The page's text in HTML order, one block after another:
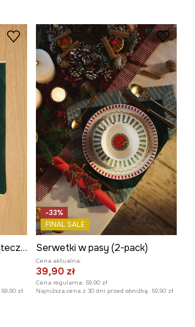
Podkładka pod talerz świąteczna 35 x 45 cm (2-pack)
69,90 zł
-33%
FINAL SALE
Serwetki w pasy (2-pack)
Cena aktualna:
39,90 zł
Cena regularna: 59,90 zł
Najniższa cena z 30 dni przed obniżką: 59,90 zł